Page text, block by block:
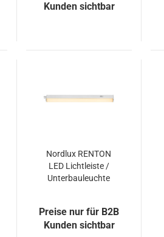
Kunden sichtbar
Nordlux RENTON
LED Lichtleiste /
Unterbauleuchte
warmweiss
Preise nur für B2B
Kunden sichtbar